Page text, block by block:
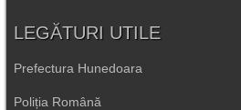
LEGĂTURI UTILE
Prefectura Hunedoara
Poliția Română